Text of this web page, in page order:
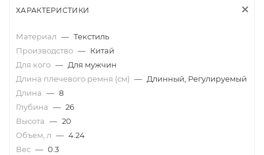
ХАРАКТЕРИСТИКИ
Материал — Текстиль
Производство — Китай
Для кого — Для мужчин
Длина плечевого ремня (см) — Длинный, Регулируемый
Длина — 8
Глубина — 26
Высота — 20
Объем, л — 4.24
Вес — 0.3